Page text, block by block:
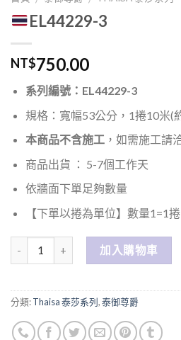
EL44229-3
NT$750.00
系列編號：EL44229-3
規格：寬幅53公分，1捲10米(
本商品不含施工，如需施工請
商品出貨 ： 5-7個工作天
依牆面下單足夠數量
【下單以捲為單位】數量1=1
加入購物車
分類:Thaisa 泰莎系列,泰御尊爵